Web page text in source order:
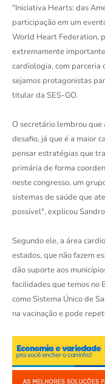
"Iniciativa Hearts: das
participação em um
World Heart Federation,
extremamente
cardiologia, com parceria
sejamos protagonistas
titular da SES-GO.
O secretário lembrou que
desafio, já que é a maior
pensar estratégias que
primária de forma
neste congresso, um
sistemas de saúde que
possível", explicou
Segundo ele, a área
estados, que não fazem
dão suporte aos
facilidades que temos no
como Sistema Único de
na vacinação e pode